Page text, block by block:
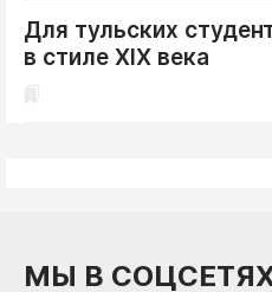
Для тульских
в стиле XIX века
МЫ В